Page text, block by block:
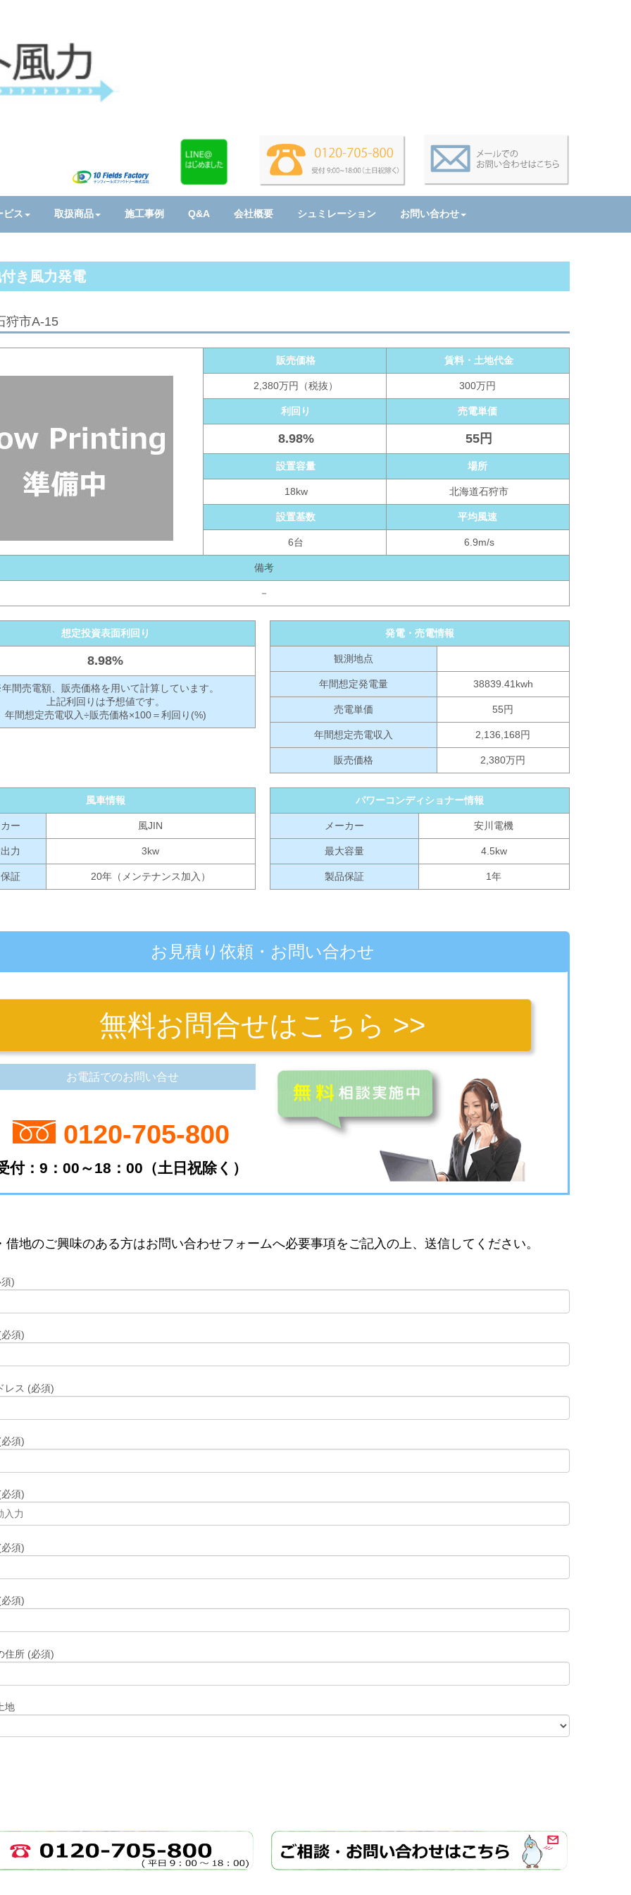
ビス 取扱商品 施工事例 Q&A 会社概要 シュミレーション お問い合わせ
き風力発電
狩市A-15
販売価格 賃料・土地代金
2,380万円（税抜） 300万円
利回り 売電単価
8.98% 55円
設置容量 場所
18kw 北海道石狩市
設置基数 平均風速
6台 6.9m/s
備考
－
想定投資表面利回り
8.98%
間売電額、販売価格を用いて計算しています。
上記利回りは予想値です。
年間想定売電収入÷販売価格×100＝利回り(%)
発電・売電情報
観測地点
年間想定発電量 38839.41kwh
売電単価 55円
年間想定売電収入 2,136,168円
販売価格 2,380万円
風車情報
ー 風JIN
力 3kw
証 20年（メンテナンス加入）
パワーコンディショナー情報
メーカー 安川電機
最大容量 4.5kw
製品保証 1年
お見積り依頼・お問い合わせ
無料お問合せはこちら >>
お電話でのお問い合せ
0120-705-800
付：9：00～18：00（土日祝除く）
借地のご興味のある方はお問い合わせフォームへ必要事項をご記入の上、送信してください。
)
須)
レス (必須)
須)
須)
須)
須)
住所 (必須)
地